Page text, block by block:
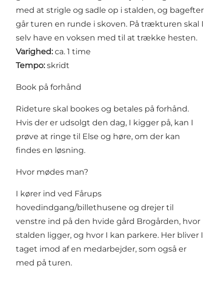
med at strigle og sadle op i stalden, og bagefter
går turen en runde i skoven. På trækturen skal I
selv have en voksen med til at trække hesten.
Varighed: ca. 1 time
Tempo: skridt
Book på forhånd
Rideture skal bookes og betales på forhånd.
Hvis der er udsolgt den dag, I kigger på, kan I
prøve at ringe til Else og høre, om der kan
findes en løsning.
Hvor mødes man?
I kører ind ved Fårups
hovedindgang/billethusene og drejer til
venstre ind på den hvide gård Brogården, hvor
stalden ligger, og hvor I kan parkere. Her bliver I
taget imod af en medarbejder, som også er
med på turen.